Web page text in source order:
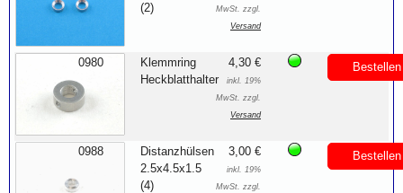
(2)
MwSt. zzgl.
Versand
0980
Klemmring
Heckblatthalter
4,30 €
inkl. 19%
MwSt. zzgl.
Versand
Bestellen
0988
Distanzhülsen
2.5x4.5x1.5
(4)
3,00 €
inkl. 19%
MwSt. zzgl.
Bestellen